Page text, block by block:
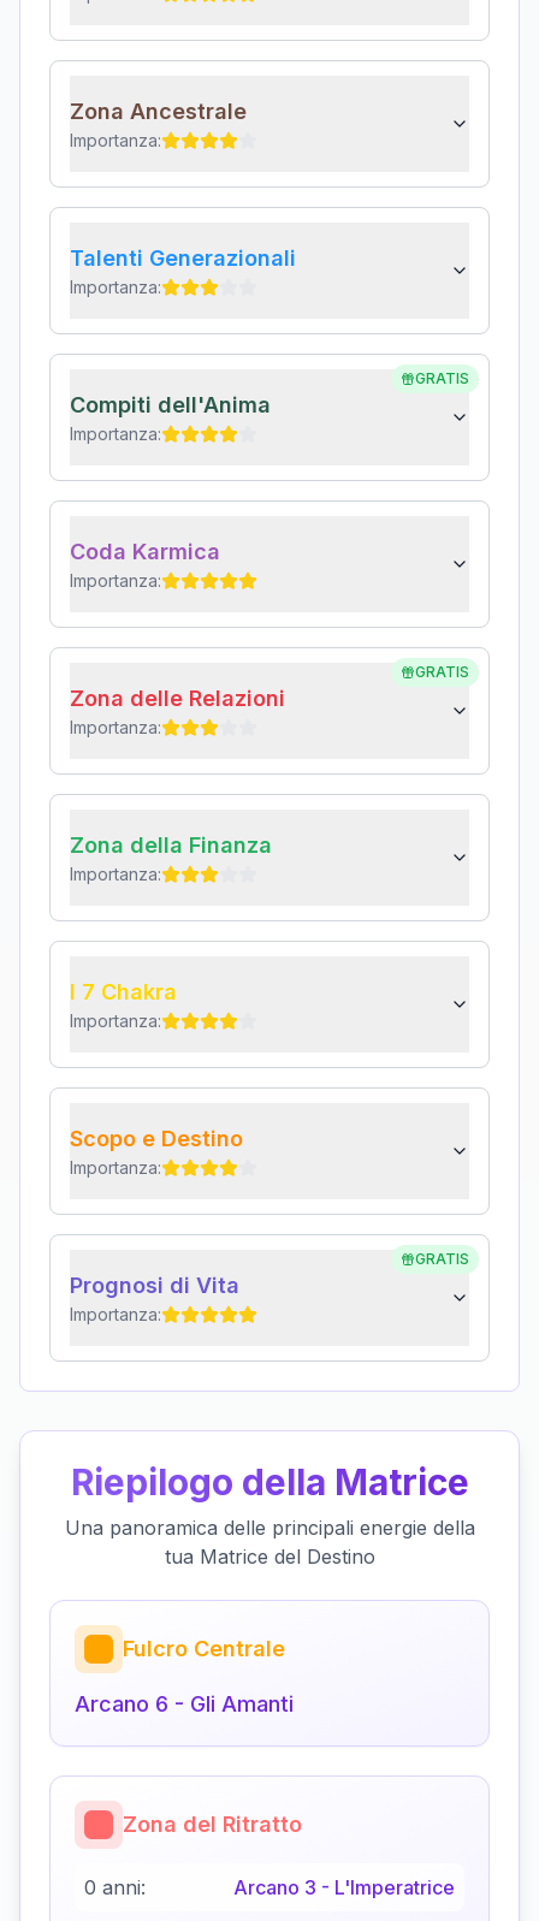
Zona Ancestrale
Importanza:
Talenti Generazionali
Importanza:
GRATIS
Compiti dell'Anima
Importanza:
Coda Karmica
Importanza:
GRATIS
Zona delle Relazioni
Importanza:
Zona della Finanza
Importanza:
I 7 Chakra
Importanza:
Scopo e Destino
Importanza:
GRATIS
Prognosi di Vita
Importanza:
Riepilogo della Matrice
Una panoramica delle principali energie della
tua Matrice del Destino
Fulcro Centrale
Arcano 6 - Gli Amanti
Zona del Ritratto
0 anni: Arcano 3 - L'Imperatrice